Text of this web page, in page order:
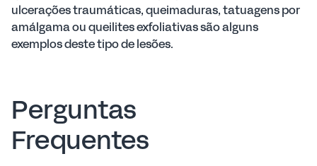
ulcerações traumáticas, queimaduras, tatuagens por
amálgama ou queilites exfoliativas são alguns
exemplos deste tipo de lesões.
Perguntas
Frequentes